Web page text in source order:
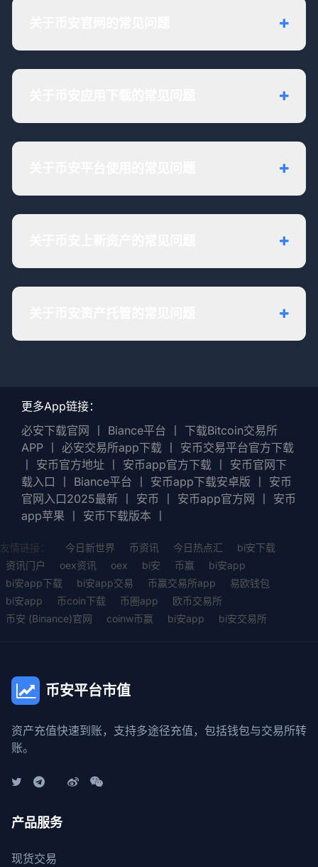
更多App链接：
必安下载官网
Biance平台
下载Bitcoin交易所
APP
必安交易所app下载
安币交易平台官方下载
安币官方地址 安币app官方下载
安币官网下
载入口
Biance平台 安币app下载安卓版
安币
官网入口2025最新
安币 安币app官方网
安币
app苹果
安币下载版本
友情链接： 今日新世界 币资讯 今日热点汇
bi安下载
资讯门户
oex资讯 oex bi安 币赢
bi安app
bi安app下载
bi安app交易 币赢交易所app
易欧钱包
bi安app
币coin下载 币圈app
欧币交易所
币安 (Binance)官网
coinw币赢 bi安app bi安交易所
币安平台市值
资产充值快速到账，支持多途径充值，包括钱包与交易所转
账。
产品服务
现货交易